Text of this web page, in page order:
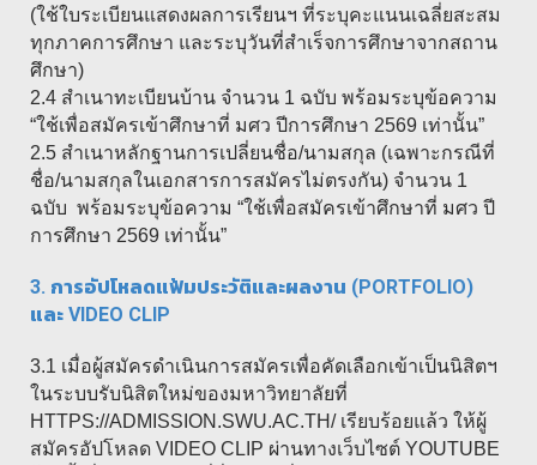
(ใช้ใบระเบียนแสดงผลการเรียนฯ ที่ระบุคะแนนเฉลี่ยสะสม
ทุกภาคการศึกษา และระบุวันที่สำเร็จการศึกษาจากสถาน
ศึกษา)
2.4 สำเนาทะเบียนบ้าน จำนวน 1 ฉบับ พร้อมระบุข้อความ
“ใช้เพื่อสมัครเข้าศึกษาที่ มศว ปีการศึกษา 2569 เท่านั้น”
2.5 สำเนาหลักฐานการเปลี่ยนชื่อ/นามสกุล (เฉพาะกรณีที่
ชื่อ/นามสกุลในเอกสารการสมัครไม่ตรงกัน) จำนวน 1
ฉบับ พร้อมระบุข้อความ “ใช้เพื่อสมัครเข้าศึกษาที่ มศว ปี
การศึกษา 2569 เท่านั้น”
3. การอัปโหลดแฟ้มประวัติและผลงาน (PORTFOLIO)
และ VIDEO CLIP
3.1 เมื่อผู้สมัครดำเนินการสมัครเพื่อคัดเลือกเข้าเป็นนิสิตฯ
ในระบบรับนิสิตใหม่ของมหาวิทยาลัยที่
HTTPS://ADMISSION.SWU.AC.TH/ เรียบร้อยแล้ว ให้ผู้
สมัครอัปโหลด VIDEO CLIP ผ่านทางเว็บไซต์ YOUTUBE